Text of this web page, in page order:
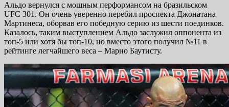
Альдо вернулся с мощным перформансом на бразильском
UFC 301. Он очень уверенно перебил проспекта Джонатана
Мартинеса, оборвав его победную серию из шести поединков.
Казалось, таким выступлением Альдо заслужил оппонента из
топ-5 или хотя бы топ-10, но вместо этого получил №11 в
рейтинге легчайшего веса – Марио Баутисту.